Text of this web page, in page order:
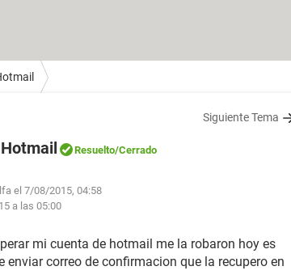
Siguiente Tema
Resuelto/Cerrado
el 7/08/2015, 04:58
a las 05:00
mi cuenta de hotmail me la robaron hoy es
correo de confirmacion que la recupero en